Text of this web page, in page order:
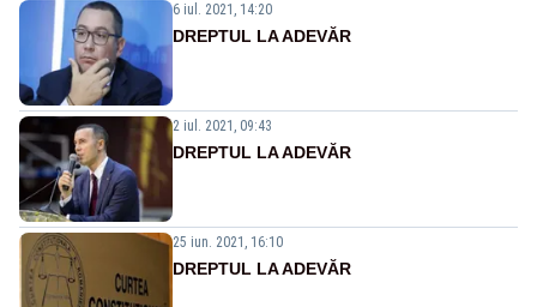
6 iul. 2021, 14:20
DREPTUL LA ADEVĂR
2 iul. 2021, 09:43
DREPTUL LA ADEVĂR
25 iun. 2021, 16:10
DREPTUL LA ADEVĂR